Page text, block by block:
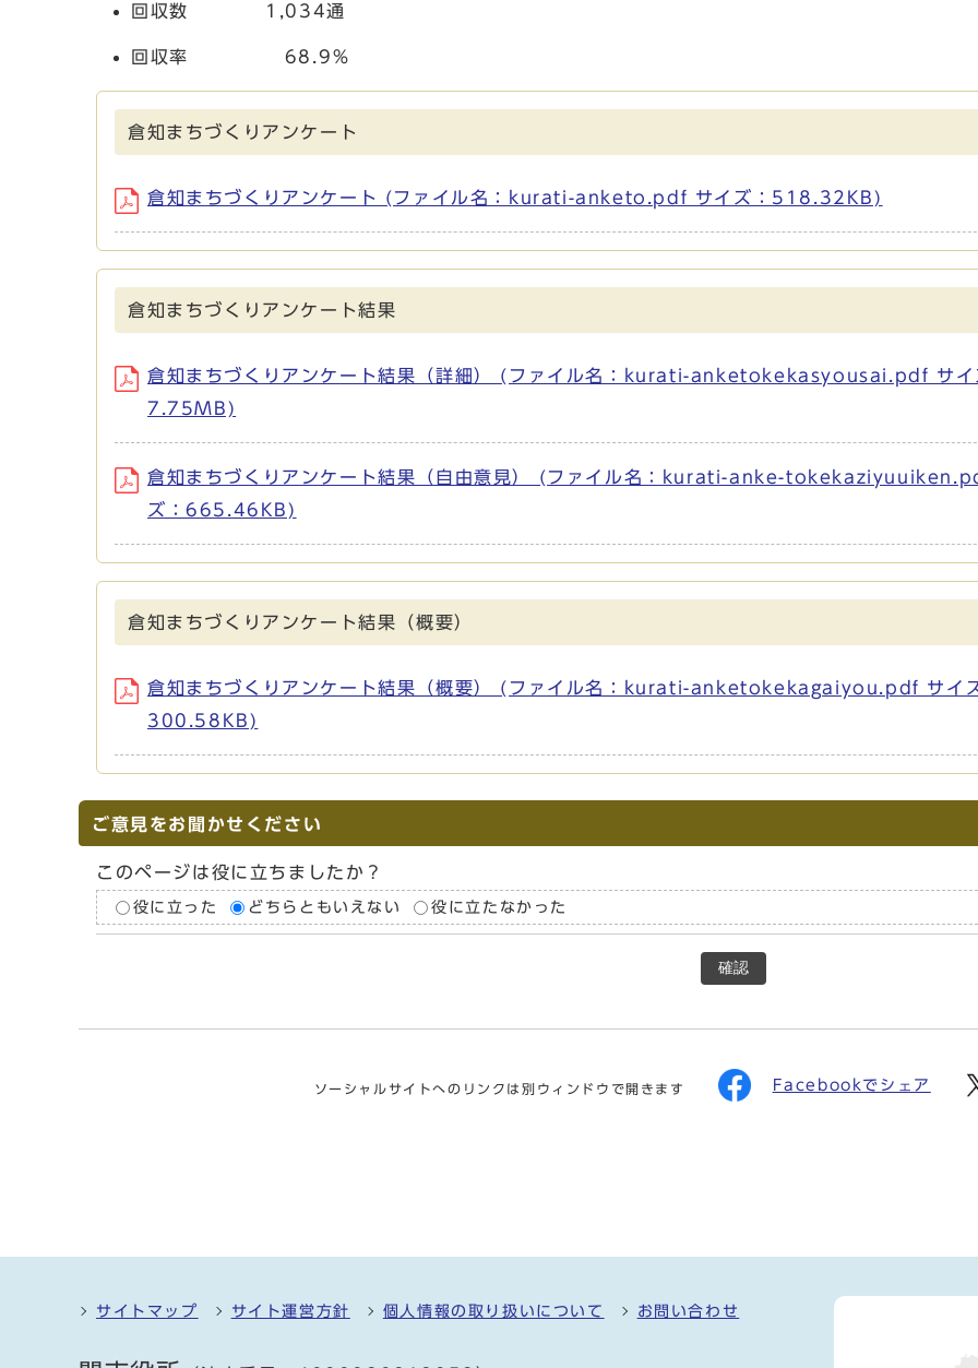
回収数 1,034通
回収率 68.9％
倉知まちづくりアンケート
倉知まちづくりアンケート (ファイル名：kurati-anketo.pdf サイズ：518.32KB)
倉知まちづくりアンケート結果
倉知まちづくりアンケート結果（詳細） (ファイル名：kurati-anketokekasyousai.pdf サイ
7.75MB)
倉知まちづくりアンケート結果（自由意見） (ファイル名：kurati-anke-
ズ：665.46KB)
倉知まちづくりアンケート結果（概要）
倉知まちづくりアンケート結果（概要） (ファイル名：kurati-anketokekagaiyou.pdf サイ
300.58KB)
ご意見をお聞かせください
このページは役に立ちましたか？
役に立った どちらともいえない 役に立たなかった
確認
ソーシャルサイトへのリンクは別ウィンドウで開きます Facebookでシェア
サイトマップ サイト運営方針 個人情報の取り扱いについて お問い合わせ